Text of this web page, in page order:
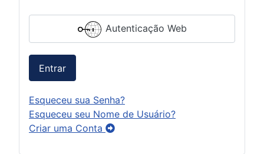
Autenticação Web
Entrar
Esqueceu sua Senha?
Esqueceu seu Nome de Usuário?
Criar uma Conta